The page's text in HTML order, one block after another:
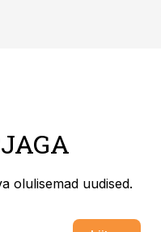
olulisemad uudised.